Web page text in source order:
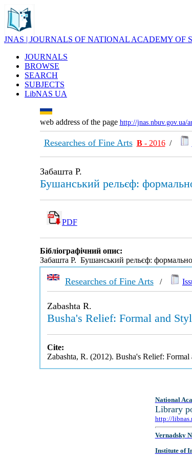
JNAS | JOURNALS OF NATIONAL ACADEMY OF
JOURNALS
BROWSE
SEARCH
SUBJECTS
LibNAS UA
web address of the page http://jnas.nbuv.gov.ua/
Researches of Fine Arts В- 2016/
Забашта Р.
Бушанський рельєф:
PDF
Бібліографічний опис:
Забашта Р. Бушанський рельєф:
Researches of Fine Arts/
Zabashta R.
Busha's Relief: Formal and
Cite:
Zabashta, R. (2012). Busha's Relief:
National
Library
http://
Vernadsky
Institute of